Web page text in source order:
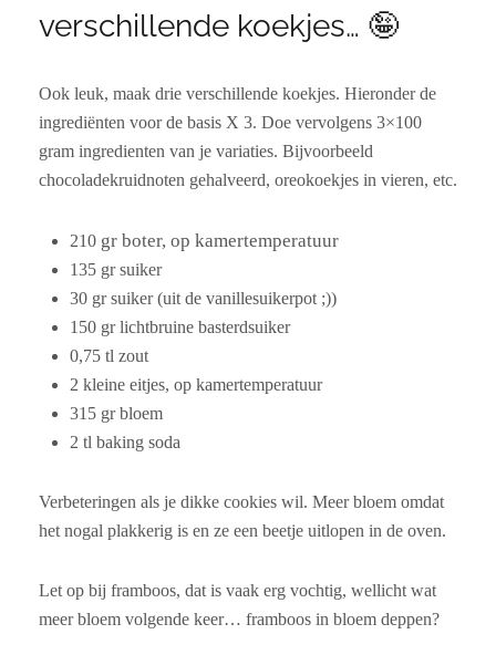
verschillende koekjes… 🤪
Ook leuk, maak drie verschillende koekjes. Hieronder de
ingrediënten voor de basis X 3. Doe vervolgens 3×100
gram ingredienten van je variaties. Bijvoorbeeld
chocoladekruidnoten gehalveerd, oreokoekjes in vieren, etc.
210 gr boter, op kamertemperatuur
135 gr suiker
30 gr suiker (uit de vanillesuikerpot ;))
150 gr lichtbruine basterdsuiker
0,75 tl zout
2 kleine eitjes, op kamertemperatuur
315 gr bloem
2 tl baking soda
Verbeteringen als je dikke cookies wil. Meer bloem omdat
het nogal plakkerig is en ze een beetje uitlopen in de oven.
Let op bij framboos, dat is vaak erg vochtig, wellicht wat
meer bloem volgende keer… framboos in bloem deppen?